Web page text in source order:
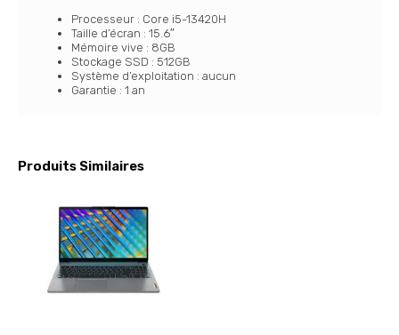
Produits Similaires
Processeur : Core i5-13420H
Taille d’écran : 15.6″
Mémoire vive : 8GB
Stockage SSD : 512GB
Système d’exploitation : aucun
Garantie : 1 an